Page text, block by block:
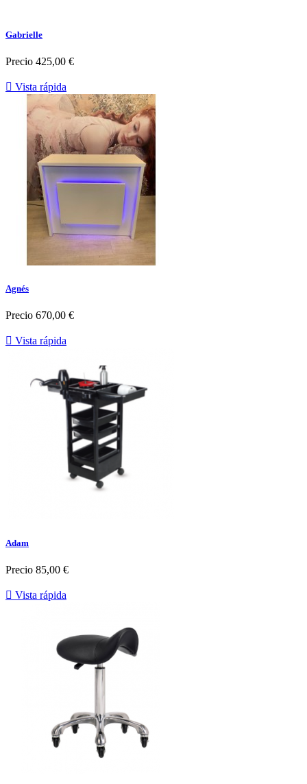
Gabrielle
Precio 425,00 €
 Vista rápida
Agnés
Precio 670,00 €
 Vista rápida
Adam
Precio 85,00 €
 Vista rápida